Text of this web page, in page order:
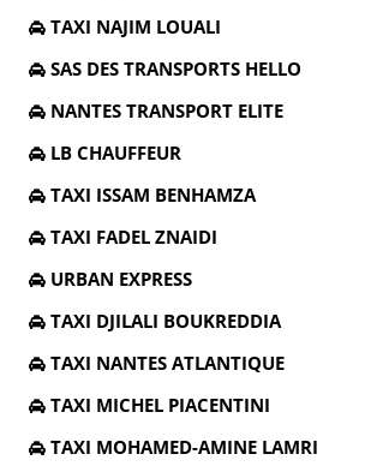
TAXI NAJIM LOUALI
SAS DES TRANSPORTS HELLO
NANTES TRANSPORT ELITE
LB CHAUFFEUR
TAXI ISSAM BENHAMZA
TAXI FADEL ZNAIDI
URBAN EXPRESS
TAXI DJILALI BOUKREDDIA
TAXI NANTES ATLANTIQUE
TAXI MICHEL PIACENTINI
TAXI MOHAMED-AMINE LAMRI